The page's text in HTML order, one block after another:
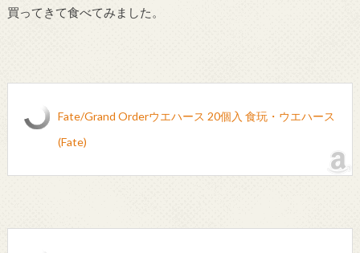
買ってきて食べてみました。
Fate/Grand Orderウエハース 20個入 食玩・ウエハース
(Fate)